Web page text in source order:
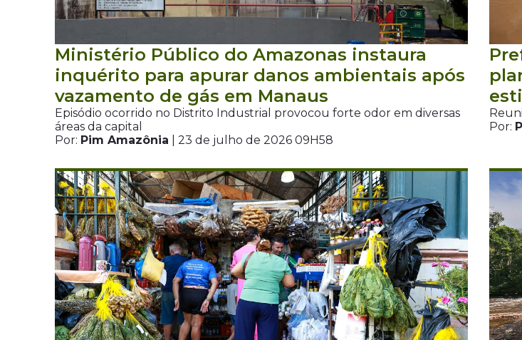
Ministério Público do Amazonas instaura
inquérito para apurar danos ambientais após
vazamento de gás em Manaus
Episódio ocorrido no Distrito Industrial provocou forte odor em diversas
áreas da capital
Por: Pim Amazônia | 23 de julho de 2026 09H58
Por: